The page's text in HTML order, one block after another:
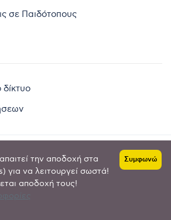
σε Παιδότοπους
Copyright © 2024 by
την αποδοχή στα
για να λειτουργεί σωστά!
αποδοχή τους!
Συμφωνώ